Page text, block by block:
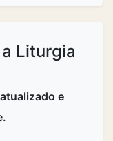
Liturgia
e